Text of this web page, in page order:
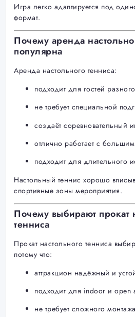
Игра легко адаптируется под
формат.
Почему аренда
популярна
Аренда настольного тенниса:
подходит для гостей
не требует специальной
создаёт соревновательный
отлично работает с
подходит для длительного
Настольный теннис хорошо
спортивные зоны мероприятия.
Почему выбирают прокат
тенниса
Прокат настольного тенниса
потому что:
аттракцион надёжный и
подходит для indoor и open
не требует сложного монтажа